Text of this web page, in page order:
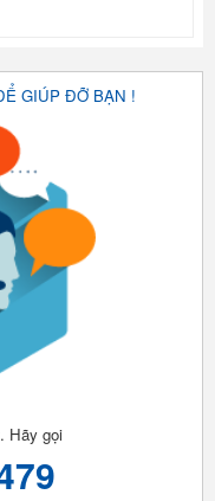
GIÚP ĐỠ BẠN !
Hãy gọi